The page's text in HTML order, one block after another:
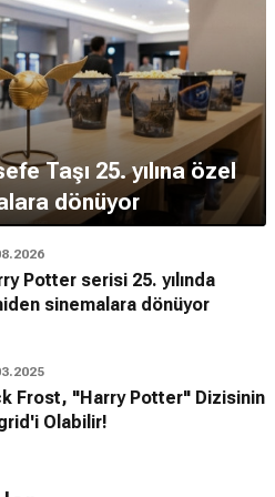
Taşı 25. yılına özel
dönüyor
Potter serisi 25. yılında
sinemalara dönüyor
Frost, "Harry Potter" Dizisinin
Olabilir!